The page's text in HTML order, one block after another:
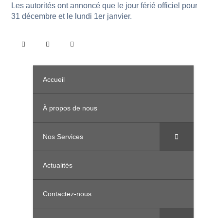
Les autorités ont annoncé que le jour férié officiel
31 décembre et le lundi 1er janvier.
Accueil
À propos de nous
Nos Services
Actualités
Contactez-nous